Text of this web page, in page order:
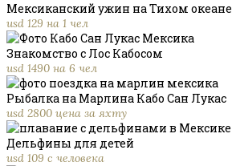
Мексиканский ужин на Тихом океане
usd 129 на 1 чел
Знакомство с Лос Кабосом
usd 1490 на 6 чел
Рыбалка на Марлина Кабо Сан Лукас
usd 2800 цена за яхту
Дельфины для детей
usd 109 с человека